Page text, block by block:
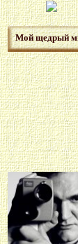
Мой щедрый